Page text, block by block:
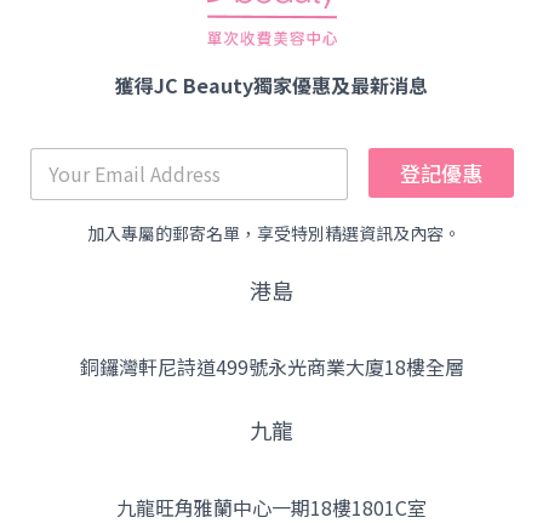
獲得JC Beauty獨家優惠及最新消息
登記優惠
加入專屬的郵寄名單，享受特別精選資訊及內容。
港島
銅鑼灣軒尼詩道499號永光商業大廈18樓全層
九龍
九龍旺角雅蘭中心一期18樓1801C室